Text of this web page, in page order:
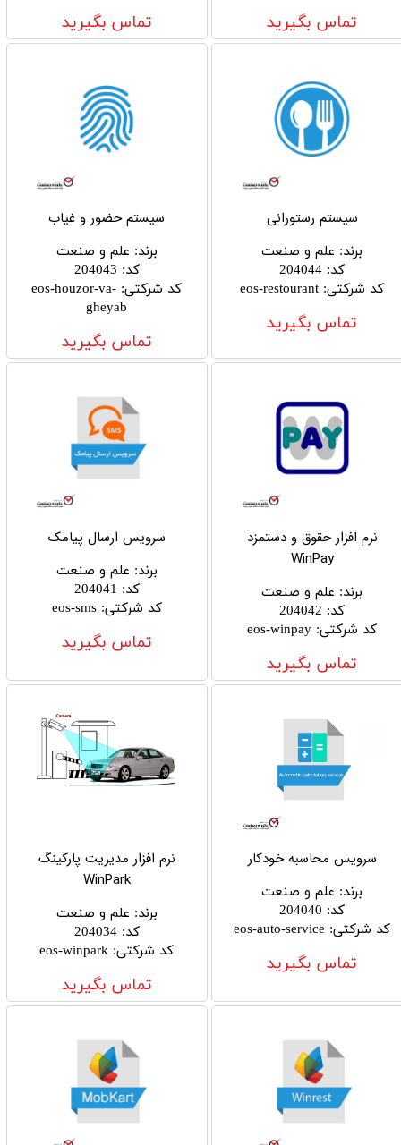
تماس بگیرید تماس بگیرید
سیستم رستورانی
برند: علم و صنعت
کد:
204044
کد شرکتی:
eos-restourant
تماس بگیرید
سیستم حضور و غیاب
برند: علم و صنعت
کد:
204043
کد شرکتی:
eos-houzor-va-
gheyab
تماس بگیرید
نرم افزار حقوق و دستمزد
WinPay
برند: علم و صنعت
کد:
204042
کد شرکتی:
eos-winpay
تماس بگیرید
سرویس ارسال پیامک
برند: علم و صنعت
کد:
204041
کد شرکتی:
eos-sms
تماس بگیرید
سرویس محاسبه خودکار
برند: علم و صنعت
کد:
204040
کد شرکتی:
eos-auto-service
تماس بگیرید
نرم افزار مدیریت پارکینگ
WinPark
برند: علم و صنعت
کد:
204034
کد شرکتی:
eos-winpark
تماس بگیرید